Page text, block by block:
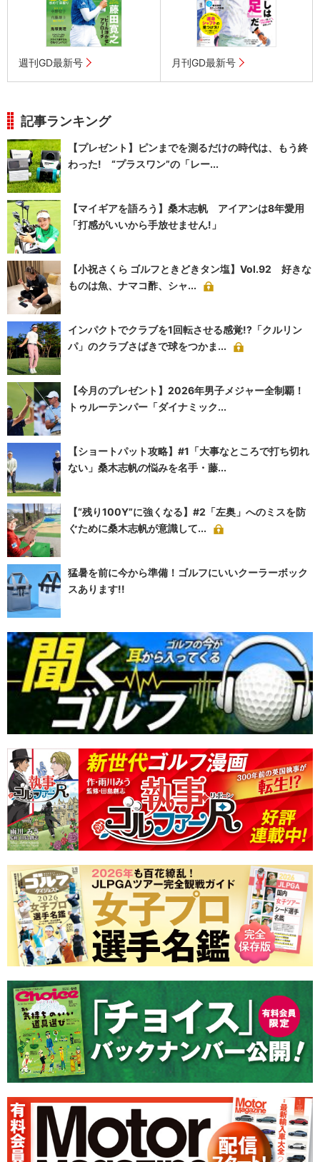
週刊GD最新号 月刊GD最新号
記事ランキング
【プレゼント】ピンまでを測るだけの時代は、もう終
わった! “プラスワン”の「レー...
【マイギアを語ろう】桑木志帆 アイアンは8年愛用
「打感がいいから手放せません!」
【小祝さくら ゴルフときどきタン塩】Vol.92 好きな
ものは魚、ナマコ酢、シャ...
インパクトでクラブを1回転させる感覚!?「クルリン
パ」のクラブさばきで球をつかま...
【今月のプレゼント】2026年男子メジャー全制覇！
トゥルーテンパー「ダイナミック...
【ショートパット攻略】#1「大事なところで打ち切れ
ない」桑木志帆の悩みを名手・藤...
【“残り100Y”に強くなる】#2「左奥」へのミスを防
ぐために桑木志帆が意識して...
猛暑を前に今から準備！ゴルフにいいクーラーボック
スあります!!